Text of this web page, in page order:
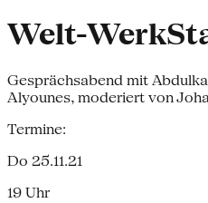
Welt-
Gesprächsabend mit
Alyounes, moderiert von
Termine:
Do 25.11.21
19 Uhr